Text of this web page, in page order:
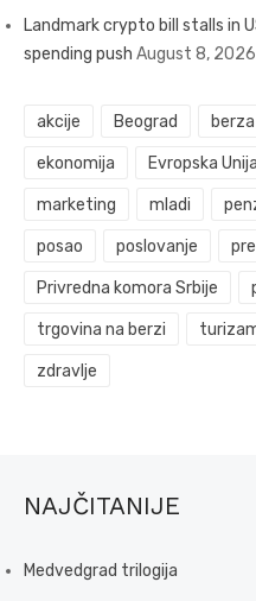
Landmark crypto bill stalls in
spending push August 8, 2026
akcije Beograd berza
ekonomija Evropska Unija
marketing mladi
posao poslovanje
Privredna komora Srbije
trgovina na berzi
zdravlje
NAJČITANIJE
Medvedgrad trilogija